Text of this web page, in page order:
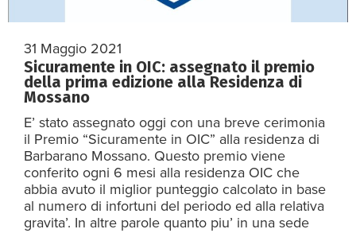
31 Maggio 2021
Sicuramente in OIC: assegnato il premio
della prima edizione alla Residenza di
Mossano
E’ stato assegnato oggi con una breve cerimonia
il Premio “Sicuramente in OIC” alla residenza di
Barbarano Mossano. Questo premio viene
conferito ogni 6 mesi alla residenza OIC che
abbia avuto il miglior punteggio calcolato in base
al numero di infortuni del periodo ed alla relativa
gravita’. In altre parole quanto piu’ in una sede